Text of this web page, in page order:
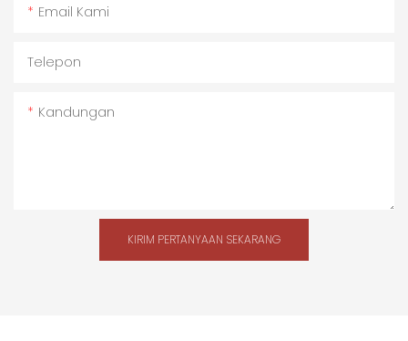
Email Kami
Telepon
Kandungan
KIRIM PERTANYAAN SEKARANG